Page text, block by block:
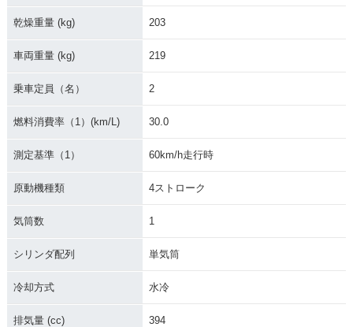
乾燥重量 (kg) 203
車両重量 (kg) 219
乗車定員（名） 2
燃料消費率（1）(km/L) 30.0
測定基準（1） 60km/h走行時
原動機種類 4ストローク
気筒数 1
シリンダ配列 単気筒
冷却方式 水冷
排気量 (cc) 394